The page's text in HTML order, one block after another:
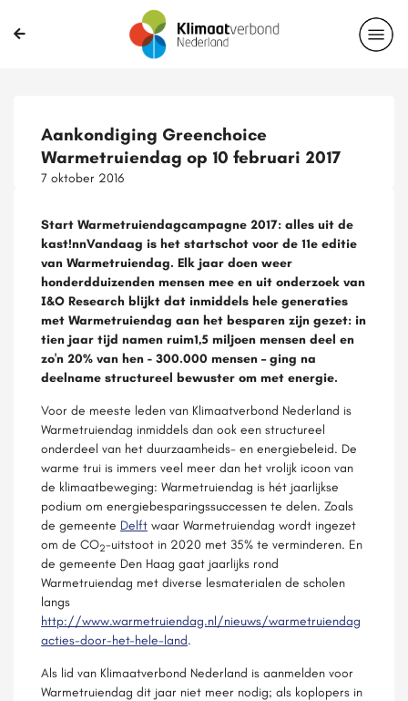
Aankondiging Greenchoice
Warmetruiendag op 10 februari 2017
7 oktober 2016
Start Warmetruiendagcampagne 2017: alles uit de
kast!nnVandaag is het startschot voor de 11e editie
van Warmetruiendag. Elk jaar doen weer
honderdduizenden mensen mee en uit onderzoek van
I&O Research blijkt dat inmiddels hele generaties
met Warmetruiendag aan het besparen zijn gezet: in
tien jaar tijd namen ruim1,5 miljoen mensen deel en
zo'n 20% van hen - 300.000 mensen – ging na
deelname structureel bewuster om met energie.
Voor de meeste leden van Klimaatverbond Nederland is
Warmetruiendag inmiddels dan ook een structureel
onderdeel van het duurzaamheids- en energiebeleid. De
warme trui is immers veel meer dan het vrolijk icoon van
de klimaatbeweging: Warmetruiendag is hét jaarlijkse
podium om energiebesparingssuccessen te delen. Zoals
de gemeente Delft waar Warmetruiendag wordt ingezet
om de CO2-uitstoot in 2020 met 35% te verminderen. En
de gemeente Den Haag gaat jaarlijks rond
Warmetruiendag met diverse lesmaterialen de scholen
langs
http://www.warmetruiendag.nl/nieuws/warmetruiendag
acties-door-het-hele-land.
Als lid van Klimaatverbond Nederland is aanmelden voor
Warmetruiendag dit jaar niet meer nodig; als koplopers in